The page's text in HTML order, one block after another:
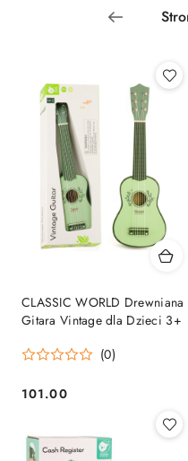
CLASSIC WORLD Drewniana
Gitara Vintage dla Dzieci 3+
(0)
Cena:
101.00